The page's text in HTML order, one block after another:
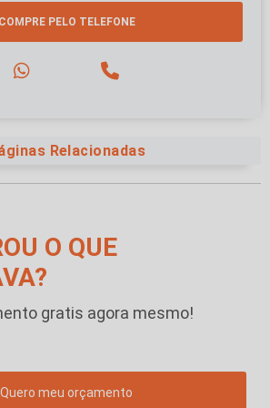
COMPRE PELO TELEFONE
Relacionadas
O QUE
gratis agora mesmo!
Quero meu orçamento